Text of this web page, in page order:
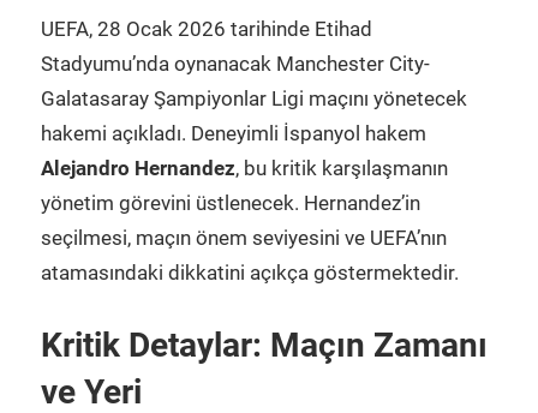
UEFA, 28 Ocak 2026 tarihinde Etihad
Stadyumu’nda oynanacak Manchester City-
Galatasaray Şampiyonlar Ligi maçını yönetecek
hakemi açıkladı. Deneyimli İspanyol hakem
Alejandro Hernandez, bu kritik karşılaşmanın
yönetim görevini üstlenecek. Hernandez’in
seçilmesi, maçın önem seviyesini ve UEFA’nın
atamasındaki dikkatini açıkça göstermektedir.
Kritik Detaylar: Maçın Zamanı
ve Yeri